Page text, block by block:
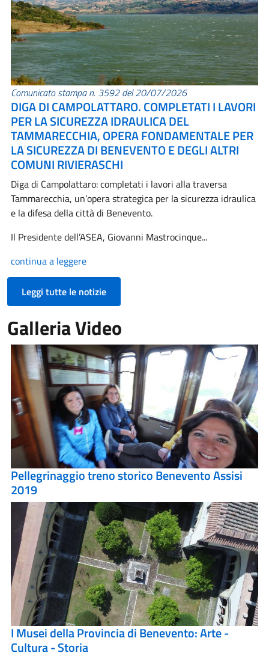
Comunicato stampa n. 3592 del 20/07/2026
DIGA DI CAMPOLATTARO. COMPLETATI I LAVORI
PER LA SICUREZZA IDRAULICA DEL
TAMMARECCHIA, OPERA FONDAMENTALE PER
LA SICUREZZA DI BENEVENTO E DEGLI ALTRI
COMUNI RIVIERASCHI
Diga di Campolattaro: completati i lavori alla traversa
Tammarecchia, un’opera strategica per la sicurezza idraulica
e la difesa della città di Benevento.
Il Presidente dell’ASEA, Giovanni Mastrocinque...
continua a leggere
Leggi tutte le notizie
Galleria Video
Pellegrinaggio treno storico Benevento Assisi
2019
I Musei della Provincia di Benevento: Arte -
Cultura - Storia